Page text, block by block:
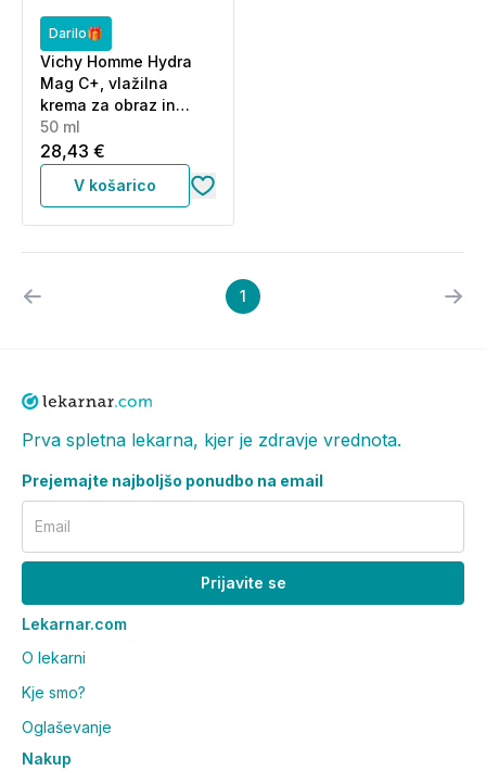
Darilo🎁
Vichy Homme Hydra
Mag C+, vlažilna
krema za obraz in
predel okrog oči (50
ml)
50 ml
28,43 €
V košarico
1
Prva spletna lekarna, kjer je zdravje vrednota.
Prejemajte najboljšo ponudbo na email
Email
Prijavite se
Lekarnar.com
O lekarni
Kje smo?
Oglaševanje
Nakup